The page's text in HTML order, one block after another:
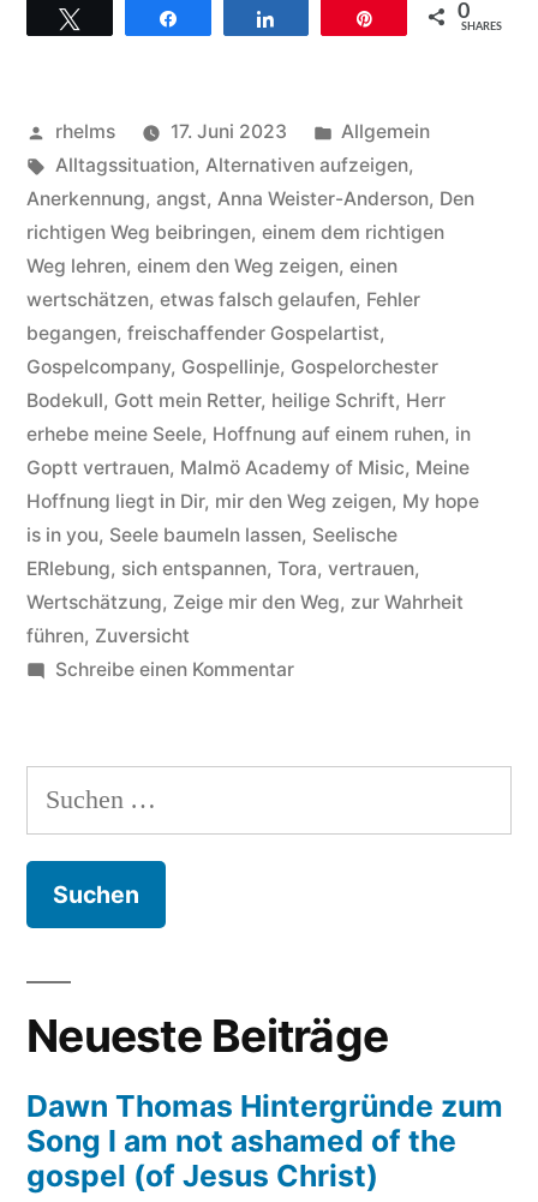
Anderson
zum
Song
My
hope
is
in
you“
0
SHARES
Veröffentlicht
von
rhelms 17. Juni 2023
Veröffentlicht
unter
Allgemein
Schlagwörter:
Alltagssituation, Alternativen aufzeigen,
Anerkennung, angst, Anna Weister-Anderson, Den
richtigen Weg beibringen, einem dem richtigen
Weg lehren, einem den Weg zeigen, einen
wertschätzen, etwas falsch gelaufen, Fehler
begangen, freischaffender Gospelartist,
Gospelcompany, Gospellinje, Gospelorchester
Bodekull, Gott mein Retter, heilige Schrift, Herr
erhebe meine Seele, Hoffnung auf einem ruhen, in
Goptt vertrauen, Malmö Academy of Misic, Meine
Hoffnung liegt in Dir, mir den Weg zeigen, My hope
is in you, Seele baumeln lassen, Seelische
ERlebung, sich entspannen, Tora, vertrauen,
Wertschätzung, Zeige mir den Weg, zur Wahrheit
führen, Zuversicht
Schreibe einen Kommentarzu
Anderson
zum
you
Suchen
nach:
Neueste Beiträge
Dawn Thomas Hintergründe zum
Song I am not ashamed of the
gospel (of Jesus Christ)